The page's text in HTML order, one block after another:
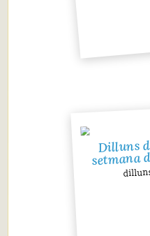
Dilluns
setmana